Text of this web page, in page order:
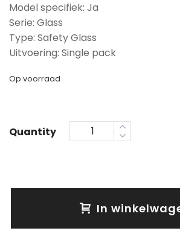
Model specifiek: Ja
Serie: Glass
Type: Safety Glass
Uitvoering: Single pack
Op voorraad
Quantity
In